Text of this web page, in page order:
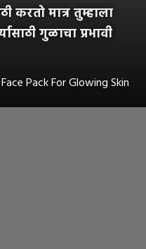
करतो मात्र तुम्हाला
गुळाचा प्रभावी
Pack For Glowing Skin